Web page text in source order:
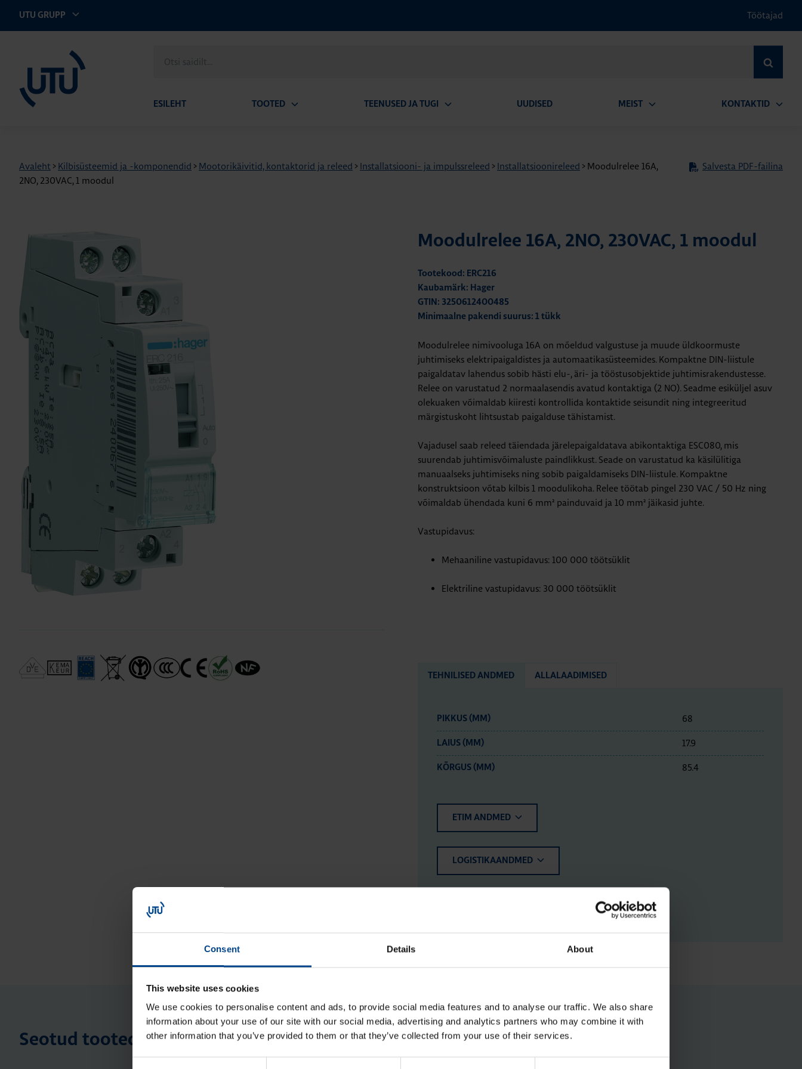
Consent Details About
This website uses cookies
We use cookies to personalise content and ads, to provide social media features and to analyse our traffic. We also share
information about your use of our site with our social media, advertising and analytics partners who may combine it with
other information that you’ve provided to them or that they’ve collected from your use of their services.
UTU GRUPP Töötajad
saidilt
ESILEHT TOOTED TEENUSED JA TUGI UUDISED MEIST KONTAKTID
Avaleht > Kilbisüsteemid ja -komponendid > Mootorikäivitid, kontaktorid ja releed > Installatsiooni- ja impulssreleed > Installatsioonireleed > Moodulrelee 16A,
2NO, 230VAC, 1 moodul
Salvesta PDF-failina
Moodulrelee 16A, 2NO, 230VAC, 1 moodul
Tootekood: ERC216
Kaubamärk: Hager
GTIN: 3250612400485
Minimaalne pakendi suurus: 1 tükk
Moodulrelee nimivooluga 16A on mõeldud valgustuse ja muude üldkoormuste
juhtimiseks elektripaigaldistes ja automaatikasüsteemides. Kompaktne DIN-liistule
paigaldatav lahendus sobib hästi elu-, äri- ja tööstusobjektide juhtimisrakendustesse.
Relee on varustatud 2 normaalasendis avatud kontaktiga (2 NO). Seadme esiküljel asuv
olekuaken võimaldab kiiresti kontrollida kontaktide seisundit ning integreeritud
märgistuskoht lihtsustab paigalduse tähistamist.
Vajadusel saab releed täiendada järelepaigaldatava abikontaktiga ESC080, mis
suurendab juhtimisvõimaluste paindlikkust. Seade on varustatud ka käsilülitiga
manuaalseks juhtimiseks ning sobib paigaldamiseks DIN-liistule. Kompaktne
konstruktsioon võtab kilbis 1 moodulikoha. Relee töötab pingel 230 VAC / 50 Hz ning
võimaldab ühendada kuni 6 mm² painduvaid ja 10 mm² jäikasid juhte.
Vastupidavus:
Mehaaniline vastupidavus: 100 000 töötsüklit
Elektriline vastupidavus: 30 000 töötsüklit
TEHNILISED ANDMED ALLALAADIMISED
PIKKUS (MM) 68
LAIUS (MM) 17.9
KÕRGUS (MM) 85.4
ETIM ANDMED
LOGISTIKAANDMED
Seotud tooted